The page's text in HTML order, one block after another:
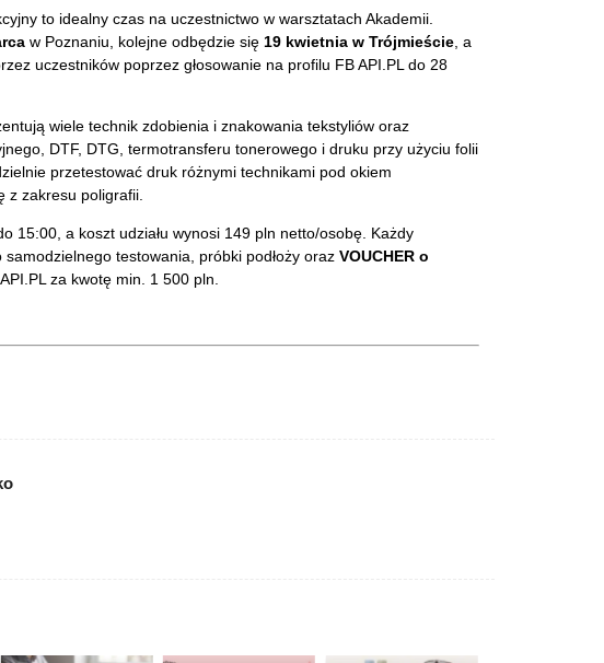
to idealny czas na uczestnictwo w warsztatach Akademii.
w Poznaniu, kolejne odbędzie się19 kwietnia w Trójmieście, a
uczestników poprzez głosowanie na profilu FB API.PL do 28
wiele technik zdobienia i znakowania tekstyliów oraz
DTF, DTG, termotransferu tonerowego i druku przy użyciu folii
przetestować druk różnymi technikami pod okiem
z zakresu poligrafii.
15:00, a koszt udziału wynosi 149 pln netto/osobę. Każdy
testowania, próbki podłoży oraz VOUCHER o
za kwotę min. 1 500 pln.